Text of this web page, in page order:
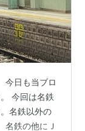
今日も当ブロ
今回は名鉄
名鉄以外の
名鉄の他にＪ